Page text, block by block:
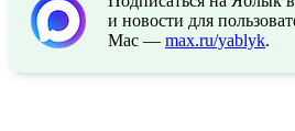
и новости для
Mac — max.ru/yablyk.